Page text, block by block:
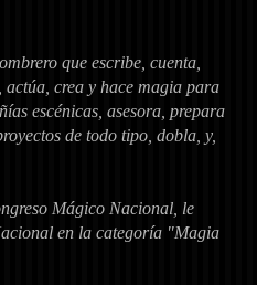
que escribe, cuenta,
actúa, crea y hace magia para
escénicas, asesora, prepara
de todo tipo, dobla, y,
Mágico Nacional, le
en la categoría "Magia